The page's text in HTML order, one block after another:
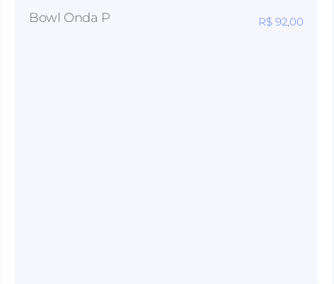
Bowl Onda P R$ 92,00